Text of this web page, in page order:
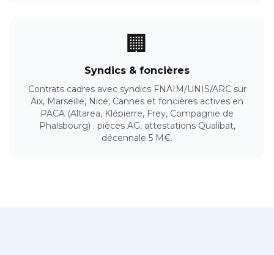
🏢
Syndics & foncières
Contrats cadres avec syndics FNAIM/UNIS/ARC sur
Aix, Marseille, Nice, Cannes et foncières actives en
PACA (Altarea, Klépierre, Frey, Compagnie de
Phalsbourg) : pièces AG, attestations Qualibat,
décennale 5 M€.